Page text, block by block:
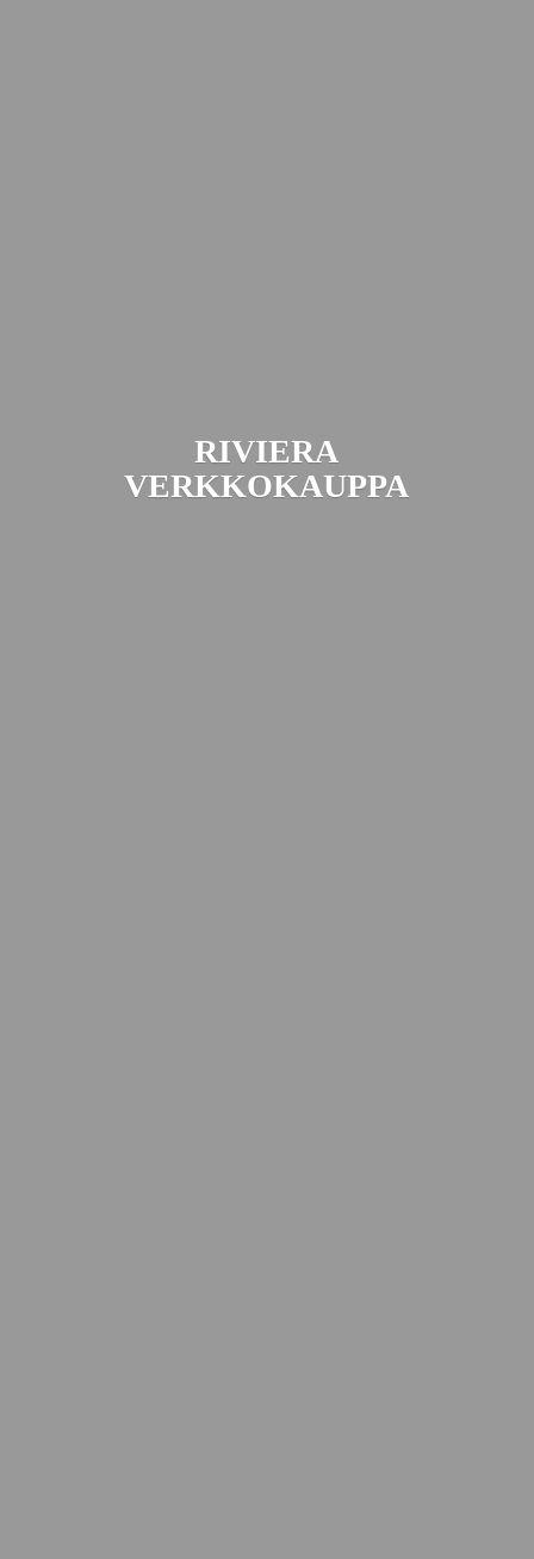
RIVIERA
VERKKOKAUPPA